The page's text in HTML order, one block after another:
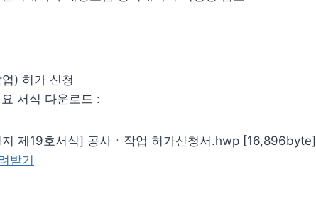
) 허가 신청
서식 다운로드 :
지 제19호서식] 공사ㆍ작업 허가신청서.hwp [16,896byte]
받기